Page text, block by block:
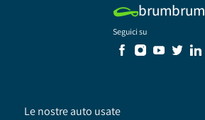
brumbrum
Seguici su
Le nostre auto usate